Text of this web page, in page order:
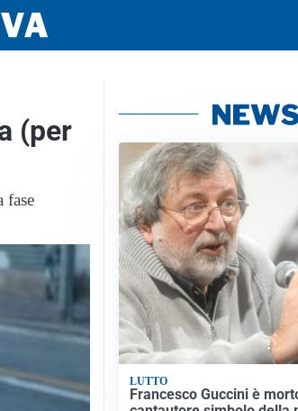
(per
fase
LUTTO
Francesco Guccini è